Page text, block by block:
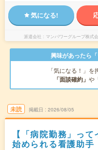
気になる!
派遣会社 マンパワーグループ株式
興味があったら
「気になる！」
「面談確約」 や
未読 掲載日 2026/08/05
【「病院勤務」っ
始められる看護助手